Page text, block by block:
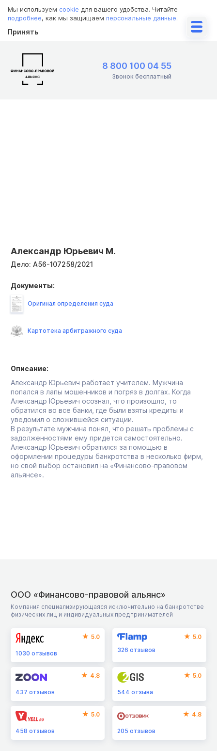
Мы используем cookie для вашего удобства. Читайте
подробнее, как мы защищаем персональные данные.
Принять
8 800 100 04 55
Звонок бесплатный
Александр Юрьевич М.
Дело: А56-107258/2021
Описание:
Александр Юрьевич работает учителем. Мужчина
попался в лапы мошенников и погряз в долгах. Когда
Александр Юрьевич осознал, что произошло, то
обратился во все банки, где были взяты кредиты и
уведомил о сложившейся ситуации.
В результате мужчина понял, что решать проблемы с
задолженностями ему придется самостоятельно.
Александр Юрьевич обратился за помощью в
оформлении процедуры банкротства в несколько фирм,
но свой выбор остановил на «Финансово-правовом
альянсе».
Документы:
Оригинал определения суда
Картотека арбитражного суда
ООО «Финансово-правовой альянс»
Компания специализирующаяся исключительно на банкротстве
физических лиц и индивидуальных предпринимателей
5.0
1030 отзывов
5.0
326отзывов
4.8
437 отзывов
5.0
544отзыва
5.0
458 отзывов
4.8
205отзывов